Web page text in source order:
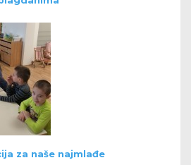
za naše najmlađe